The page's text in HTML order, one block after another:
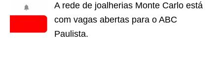
A rede de joalherias Monte Carlo está
com vagas abertas para o ABC
Paulista.